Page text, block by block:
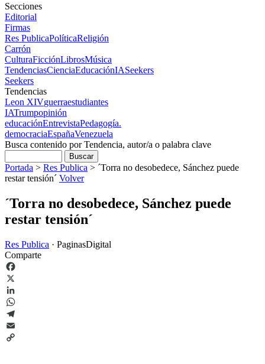
Secciones
Editorial
Firmas
Res PublicaPolíticaReligión
Carrón
CulturaFicciónLibrosMúsica
TendenciasCienciaEducaciónIASeekers
Seekers
Tendencias
Leon XIVguerraestudiantes
IATrumpopinión
educaciónEntrevistaPedagogía.
democraciaEspañaVenezuela
Busca contenido por Tendencia, autor/a o palabra clave
Portada > Res Publica > ´Torra no desobedece, Sánchez puede
restar tensión´ Volver
´Torra no desobedece, Sánchez puede
restar tensión´
Res Publica · PaginasDigital
Comparte
Facebook
X
LinkedIn
WhatsApp
Telegram
Email